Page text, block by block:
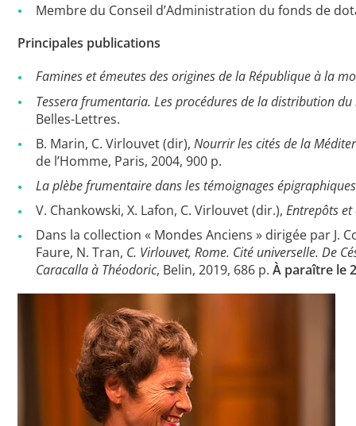
Membre du Conseil d’Administration du fonds de
Principales publications
Famines et émeutes des origines de la République à la
Tessera frumentaria. Les procédures de la distribution
Belles-Lettres.
B. Marin, C. Virlouvet (dir),Nourrir les cités de la
de l’Homme, Paris, 2004, 900 p.
La plèbe frumentaire dans les témoignages
V. Chankowski, X. Lafon, C. Virlouvet (dir.),Entrepôts
Dans la collection « Mondes Anciens » dirigée par
Faure, N. Tran, C. Virlouvet, Rome. Cité universelle. De
Caracalla à Théodoric, Belin, 2019, 686 p.À paraître le